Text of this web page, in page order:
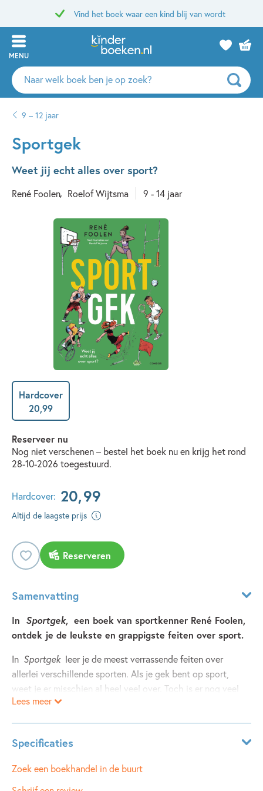
Vind het boek waar een kind blij van wordt
MENU
Zoeken
naar
auteurs
uitgevers
9 – 12 jaar
Sportgek
Weet jij echt alles over sport?
René Foolen Roelof Wijtsma 9 - 14 jaar
Hardcover
20,99
Reserveer nu
Nog niet verschenen – bestel het boek nu en krijg het rond
28-10-2026 toegestuurd.
Hardcover: 20,99
Altijd de laagste prijs
Reserveren
Samenvatting
In Sportgek, een boek van sportkenner René Foolen,
ontdek je de leukste en grappigste feiten over sport.
In Sportgek leer je de meest verrassende feiten over
allerlei verschillende sporten. Als je gek bent op sport,
weet je er misschien al heel veel over. Toch is er nog veel
meer te ontdekken! Waarom gaat de puntentelling in tennis
Tour de France een gele trui? In dit boek vind je de
antwoorden op deze en nog veel meer vragen. Daarnaast
Lees meer
Specificaties
Leeftijdsindicatie: 9 - 14 jaar
ISBN:
9789493474796
Zoek een boekhandel in de buurt